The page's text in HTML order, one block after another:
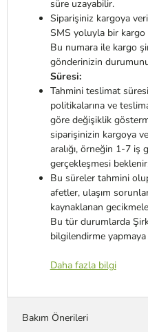
süre uzayabilir.
Siparişiniz kargoya
SMS yoluyla bir kargo
Bu numara ile kargo
gönderinizin
Süresi:
Tahmini teslimat
politikalarına ve
göre değişiklik
siparişinizin kargoya
aralığı, örneğin 1-7 iş
gerçekleşmesi
Bu süreler tahmini
afetler, ulaşım
kaynaklanan
Bu tür durumlarda
bilgilendirme yapmaya
Daha fazla bilgi
Bakım Önerileri